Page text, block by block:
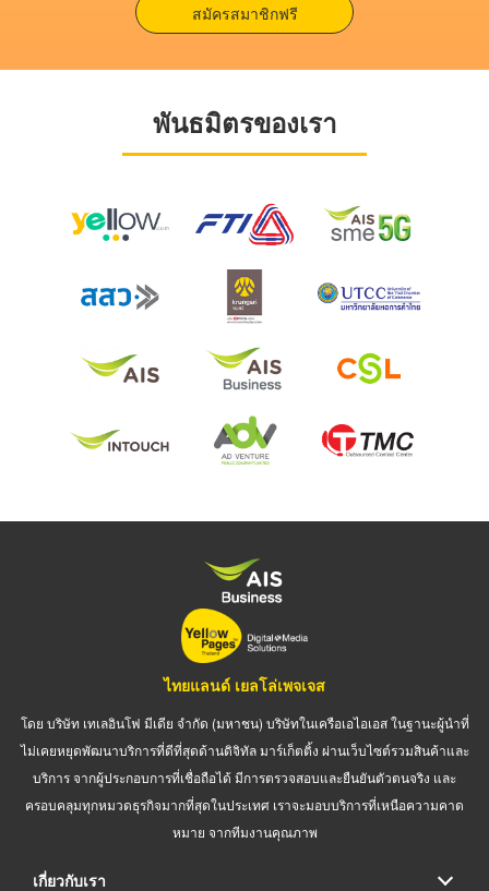
สมัครสมาชิกฟรี
พันธมิตรของเรา
ไทยแลนด์ เยลโล่เพจเจส
โดย บริษัท เทเลอินโฟ มีเดีย จำกัด (มหาชน) บริษัทในเครือเอไอเอส ในฐานะผู้นำที่
ไม่เคยหยุดพัฒนาบริการที่ดีที่สุดด้านดิจิทัล มาร์เก็ตติ้ง ผ่านเว็บไซต์รวมสินค้าและ
บริการ จากผู้ประกอบการที่เชื่อถือได้ มีการตรวจสอบและยืนยันตัวตนจริง และ
ครอบคลุมทุกหมวดธุรกิจมากที่สุดในประเทศ เราจะมอบบริการที่เหนือความคาด
หมาย จากทีมงานคุณภาพ
เกี่ยวกับเรา